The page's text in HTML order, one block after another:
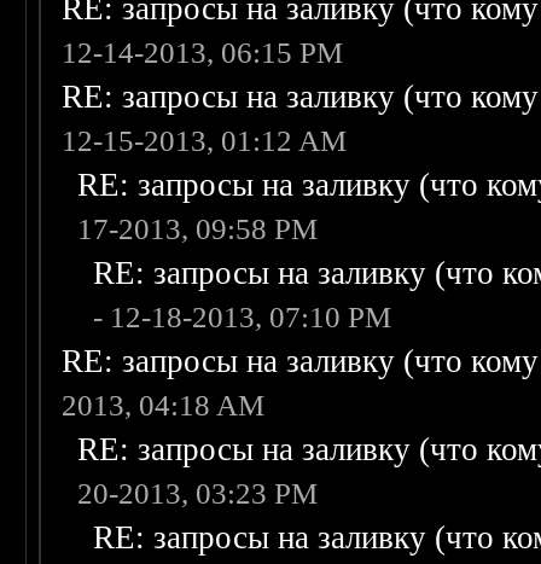
RE: запросы на заливку (что
12-14-2013, 06:15 PM
RE: запросы на заливку (что
12-15-2013, 01:12 AM
RE: запросы на заливку (что
17-2013, 09:58 PM
RE: запросы на заливку (что
- 12-18-2013, 07:10 PM
RE: запросы на заливку (что
2013, 04:18 AM
RE: запросы на заливку (что
20-2013, 03:23 PM
RE: запросы на заливку (что